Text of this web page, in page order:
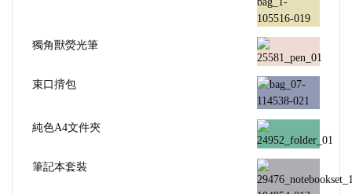
獨角獸熒光筆
束口揹包
純色A4文件夾
筆記本套裝